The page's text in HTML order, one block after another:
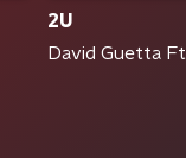
2U
David Guetta